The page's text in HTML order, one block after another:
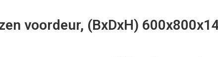
voordeur, (BxDxH)